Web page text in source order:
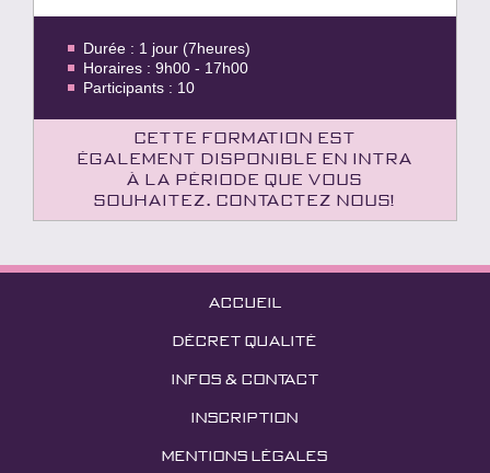
Durée : 1 jour (7heures)
Horaires : 9h00 - 17h00
Participants : 10
Cette formation est
également disponible en intra
à la période que vous
souhaitez. Contactez nous!
ACCUEIL
DÉCRET QUALITÉ
INFOS & CONTACT
INSCRIPTION
MENTIONS LÉGALES